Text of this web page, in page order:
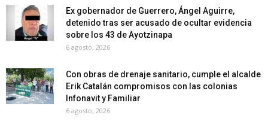
Ex gobernador de Guerrero, Ángel Aguirre,
detenido tras ser acusado de ocultar evidencia
sobre los 43 de Ayotzinapa
6 agosto, 2026
Con obras de drenaje sanitario, cumple el alcalde
Erik Catalán compromisos con las colonias
Infonavit y Familiar
6 agosto, 2026